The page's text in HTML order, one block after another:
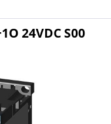
24VDC S00